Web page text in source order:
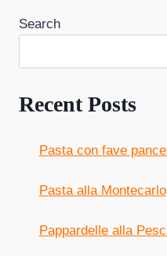
Search
Recent Posts
Pasta con fave
Pasta alla Montecarlo
Pappardelle alla